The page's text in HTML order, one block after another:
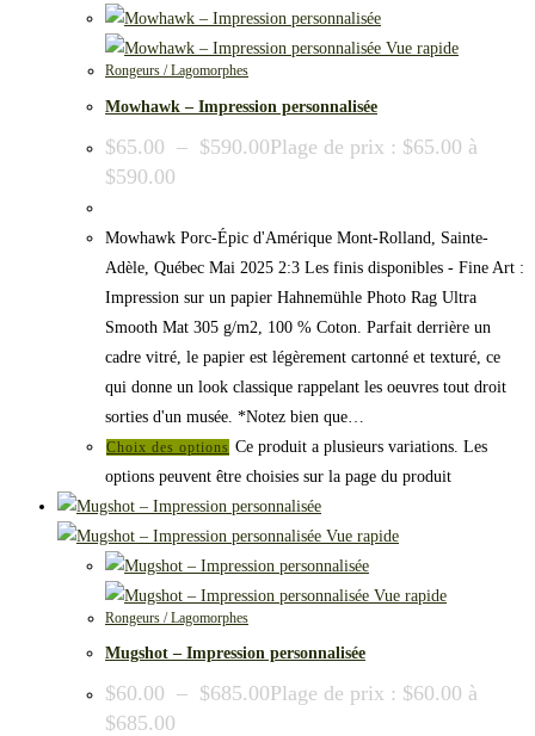
Vue rapide
Rongeurs / Lagomorphes
Mowhawk – Impression personnalisée
$65.00 – $590.00Plage de prix : $65.00 à
$590.00
Mowhawk Porc-Épic d'Amérique Mont-Rolland, Sainte-
Adèle, Québec Mai 2025 2:3 Les finis disponibles - Fine Art :
Impression sur un papier Hahnemühle Photo Rag Ultra
Smooth Mat 305 g/m2, 100 % Coton. Parfait derrière un
cadre vitré, le papier est légèrement cartonné et texturé, ce
qui donne un look classique rappelant les oeuvres tout droit
sorties d'un musée. *Notez bien que…
Choix des options Ce produit a plusieurs variations. Les
options peuvent être choisies sur la page du produit
Vue rapide
Vue rapide
Rongeurs / Lagomorphes
Mugshot – Impression personnalisée
$60.00 – $685.00Plage de prix : $60.00 à
$685.00